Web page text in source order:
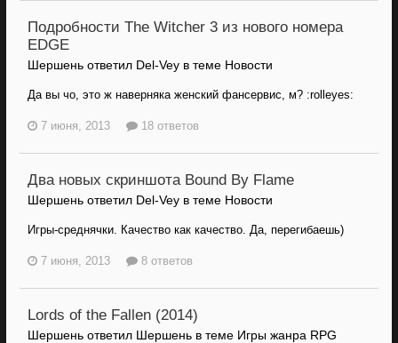
Подробности The Witcher 3 из нового номера
EDGE
Шершень ответил Del-Vey в теме Новости
Да вы чо, это ж наверняка женский фансервис, м? :rolleyes:
7 июня, 2013 18 ответов
Два новых скриншота Bound By Flame
Шершень ответил Del-Vey в теме Новости
Игры-среднячки. Качество как качество. Да, перегибаешь)
7 июня, 2013 8 ответов
Lords of the Fallen (2014)
Шершень ответил Шершень в теме Игры жанра RPG